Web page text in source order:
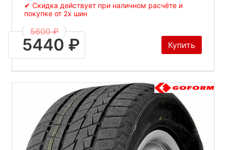
✔ Скидка действует при наличном расчёте и
покупке от 2х шин
5600 ₽
5440 ₽ Купить